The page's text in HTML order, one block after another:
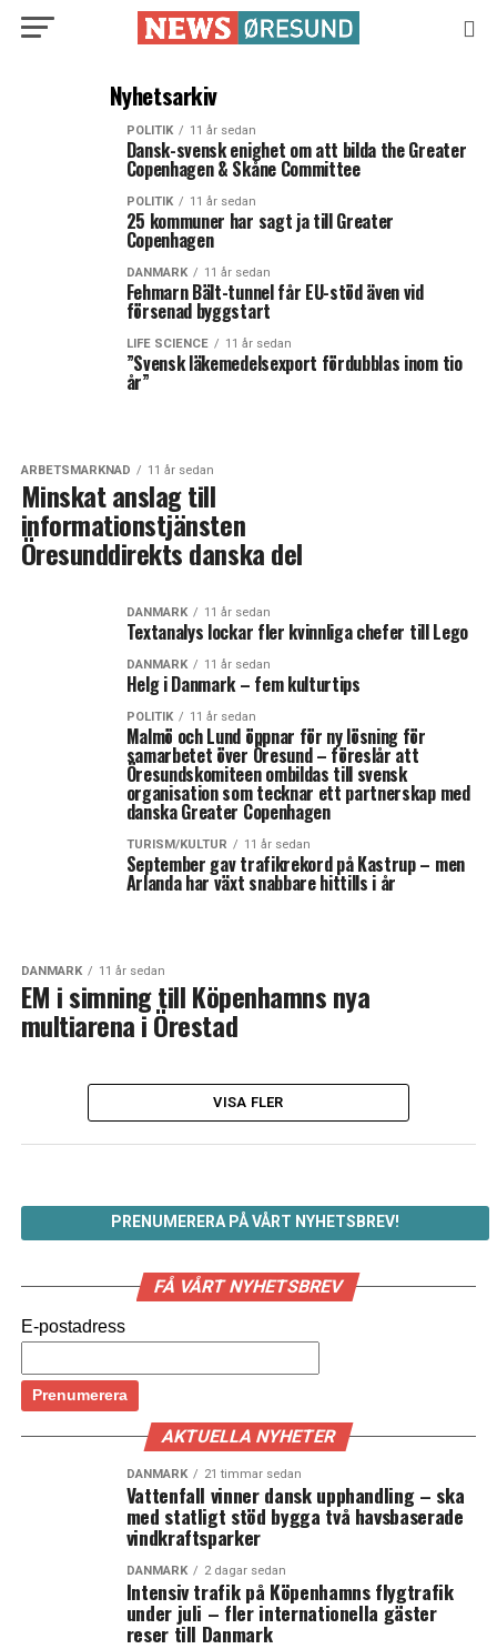
Nyhetsarkiv
POLITIK 11 år sedan
Dansk-svensk enighet om att bilda the Greater
Copenhagen & Skåne Committee
POLITIK 11 år sedan
25 kommuner har sagt ja till Greater
Copenhagen
DANMARK 11 år sedan
Fehmarn Bält-tunnel får EU-stöd även vid
försenad byggstart
LIFE SCIENCE 11 år sedan
”Svensk läkemedelsexport fördubblas inom tio
år”
ARBETSMARKNAD 11 år sedan
Minskat anslag till
informationstjänsten
Öresunddirekts danska del
DANMARK 11 år sedan
Textanalys lockar fler kvinnliga chefer till Lego
DANMARK 11 år sedan
Helg i Danmark – fem kulturtips
POLITIK 11 år sedan
Malmö och Lund öppnar för ny lösning för
samarbetet över Öresund – föreslår att
Öresundskomiteen ombildas till svensk
organisation som tecknar ett partnerskap med
danska Greater Copenhagen
TURISM/KULTUR 11 år sedan
September gav trafikrekord på Kastrup – men
Arlanda har växt snabbare hittills i år
DANMARK 11 år sedan
EM i simning till Köpenhamns nya
multiarena i Örestad
VISA FLER
PRENUMERERA PÅ VÅRT NYHETSBREV!
FÅ VÅRT NYHETSBREV
E-postadress
AKTUELLA NYHETER
DANMARK 21 timmar sedan
Vattenfall vinner dansk upphandling – ska
med statligt stöd bygga två havsbaserade
vindkraftsparker
DANMARK 2 dagar sedan
Intensiv trafik på Köpenhamns flygtrafik
under juli – fler internationella gäster
reser till Danmark